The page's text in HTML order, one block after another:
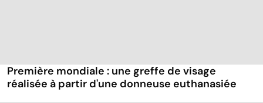
Première mondiale : une greffe de visage
réalisée à partir d'une donneuse euthanasiée